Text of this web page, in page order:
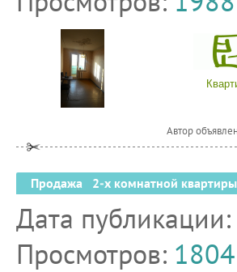
Автор
Продажа 2-х комнатной квартиры
Дата публикации:
Просмотров: 1804